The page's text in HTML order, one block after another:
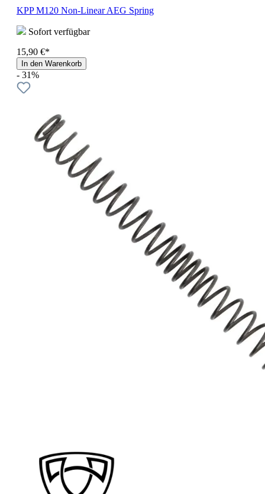
KPP M120 Non-Linear AEG Spring
Sofort verfügbar
15,90 €*
In den Warenkorb
- 31%